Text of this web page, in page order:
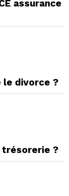
assurance
divorce ?
?